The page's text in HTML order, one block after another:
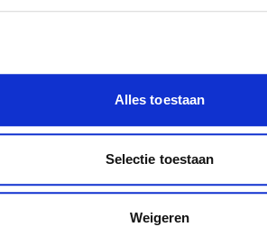
Alles toestaan
Selectie toestaan
Weigeren
Kleine elektrische auto
POPULAIRE MERKEN